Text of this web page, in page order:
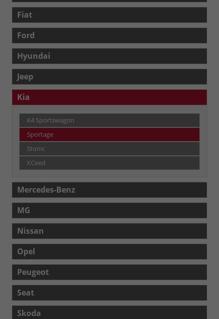
Fiat
Ford
Hyundai
Jeep
Kia
K4 Sportswagon
Sportage
Stonic
XCeed
Mercedes-Benz
MG
Nissan
Opel
Peugeot
Seat
Skoda